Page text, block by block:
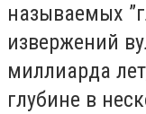
называемых
извержений
миллиарда
глубине в